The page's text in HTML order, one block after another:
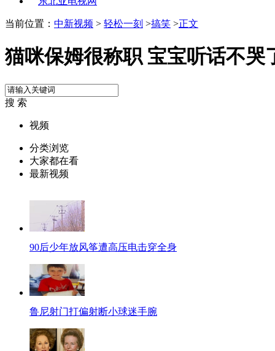
当前位置： 中新视频 > 轻松一刻 >搞笑 >正文
猫咪保姆很称职 宝宝听话不哭
搜 索
视频
分类浏览
大家都在看
最新视频
90后少年放风筝遭高压电击穿全身
鲁尼射门打偏射断小球迷手腕